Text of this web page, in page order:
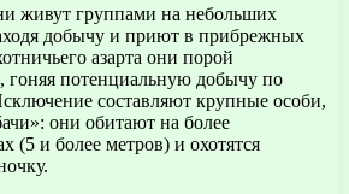
живут группами на небольших
добычу и приют в прибрежных
азарта они порой
гоняя потенциальную добычу по
составляют крупные особи,
они обитают на более
(5 и более метров) и охотятся